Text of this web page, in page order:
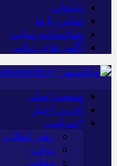
تبلیغات
تماس با ما
شناسنامه سایت
آگهی های دولتی
صفحه اصلی
آخرین اخبار
*سیاسی
رهبر انقلاب
دولت
مجلس